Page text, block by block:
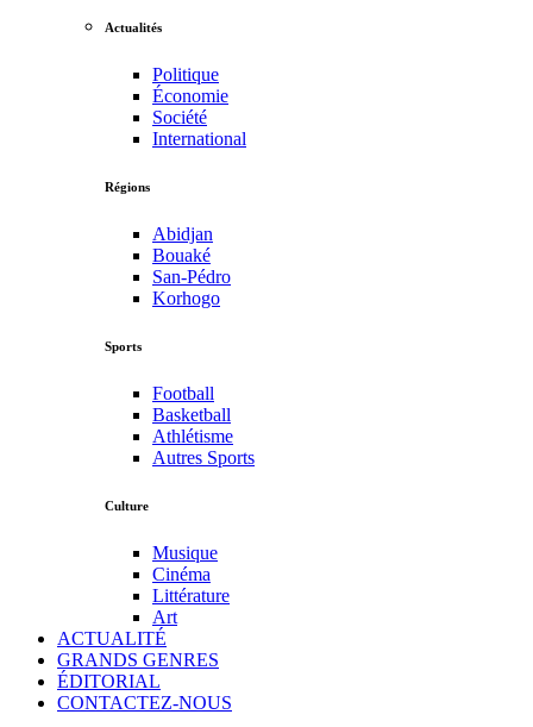
Actualités
Politique
Économie
Société
International
Régions
Abidjan
Bouaké
San-Pédro
Korhogo
Sports
Football
Basketball
Athlétisme
Autres Sports
Culture
Musique
Cinéma
Littérature
Art
ACTUALITÉ
GRANDS GENRES
ÉDITORIAL
CONTACTEZ-NOUS